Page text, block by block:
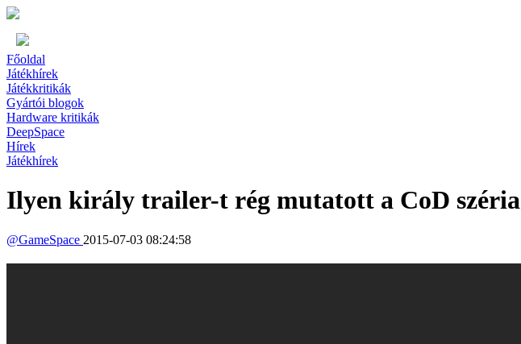
Főoldal
Játékhírek
Játékkritikák
Gyártói blogok
Hardware kritikák
DeepSpace
Hírek
Játékhírek
Ilyen király trailer-t rég mutatott a CoD széria
@GameSpace 2015-07-03 08:24:58